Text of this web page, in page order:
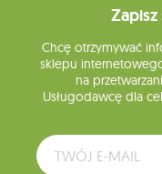
Chcę otrzymywać
sklepu
na
Usługodawcę dla